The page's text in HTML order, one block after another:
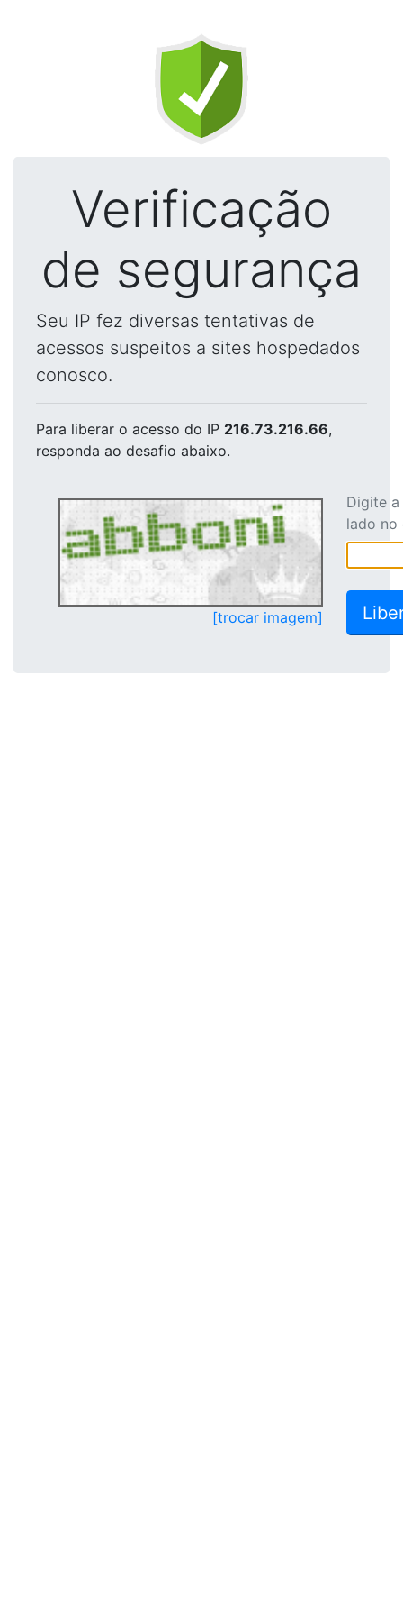
Verificação
de segurança
Seu IP fez diversas tentativas de
acessos suspeitos a sites hospedados
conosco.
Para liberar o acesso do IP 216.73.216.66,
responda ao desafio abaixo.
[trocar imagem]
Digite
lado no